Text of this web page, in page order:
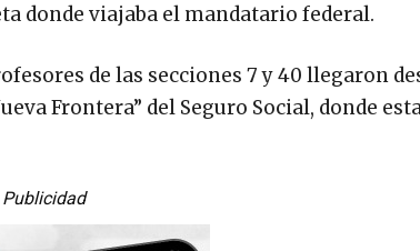
donde viajaba el mandatario federal.
de las secciones 7 y 40 llegaron
Frontera” del Seguro Social, donde
Publicidad